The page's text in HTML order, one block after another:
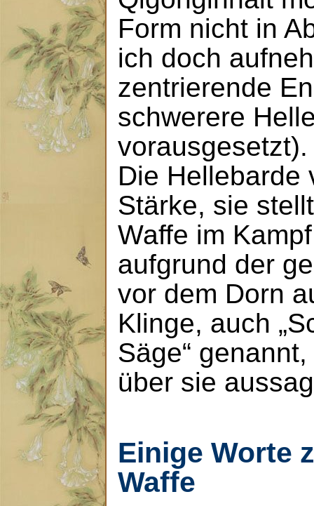
Form nicht in
ich doch
zentrierende
schwerere
vorausgesetzt).
Die Hellebarde
Stärke, sie
Waffe im
aufgrund der
vor dem Dorn
Klinge, auch
Säge“
über sie
Einige Worte
Waffe